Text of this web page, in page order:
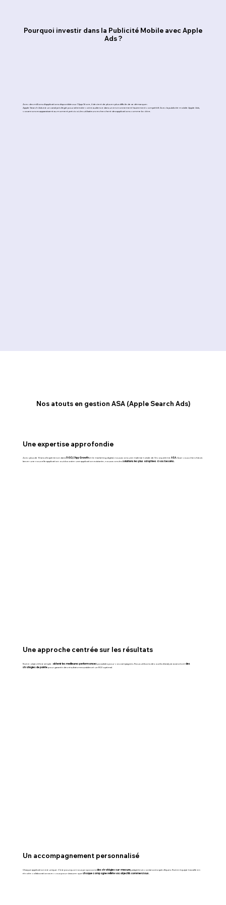
Pourquoi investir dans la Publicité Mobile avec Apple
Ads ?
Avec des millions d’applications disponibles sur l’App Store, il devient de plus en plus difficile de se démarquer.
Apple Search Ads est un canal privilégié pour atteindre votre audience dans un environnement hautement compétitif. Avec la publicité mobile Apple Ads,
vos annonces apparaissent au moment précis où les utilisateurs recherchent des applications comme la vôtre.
Nos atouts en gestion ASA (Apple Search Ads)
Une expertise approfondie
Avec plus de 10 ans d’expérience dansl’ASO, l’App Growthet le marketing digital, nous avons une maîtrise totale de l’écosystème ASA.Que vous cherchiez à
lancer une nouvelle application ou à booster une application existante, nous avons lessolutions les plus adaptées à vos besoins.
Une approche centrée sur les résultats
Notre objectif est simple :obtenir les meilleures performancespossibles pour vos campagnes. Nous utilisons des outils d'analyse avancés et des
stratégies de pointepour garantir des résultats mesurables et un ROI optimal.
Un accompagnement personnalisé
Chaque application est unique. C'est pourquoi nous proposonsdes stratégies sur-mesure, adaptées à vos besoins spécifiques. Notre équipe travaille en
étroite collaboration avec vous pour s'assurer que chaque campagne reflète vos objectifs commerciaux.